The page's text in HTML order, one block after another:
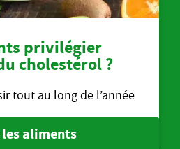
privilégier
cholestérol ?
tout au long de l’année
les aliments